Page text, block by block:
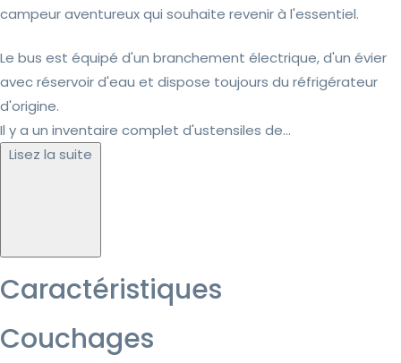
campeur aventureux qui souhaite revenir à l'essentiel.
Le bus est équipé d'un branchement électrique, d'un évier
avec réservoir d'eau et dispose toujours du réfrigérateur
d'origine.
Il y a un inventaire complet d'ustensiles de...
Lisez la suite
Caractéristiques
Couchages